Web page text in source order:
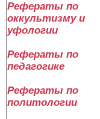
Рефераты по
оккультизму и
уфологии
Рефераты по
педагогике
Рефераты по
политологии